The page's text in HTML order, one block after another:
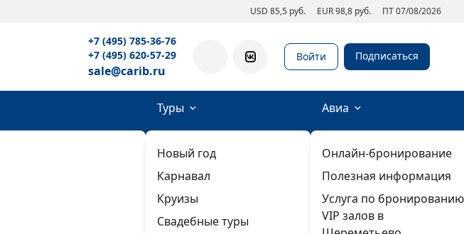
USD 85,5 руб. EUR 98,8 руб. ПТ 07/08/2026
+7 (495) 785-36-76
+7 (495) 620-57-29
sale@carib.ru
Войти Подписаться
Туры
Новый год
Карнавал
Круизы
Свадебные туры
Авиа
Онлайн-бронирование
Полезная информация
Услуга по бронированию
VIP залов в